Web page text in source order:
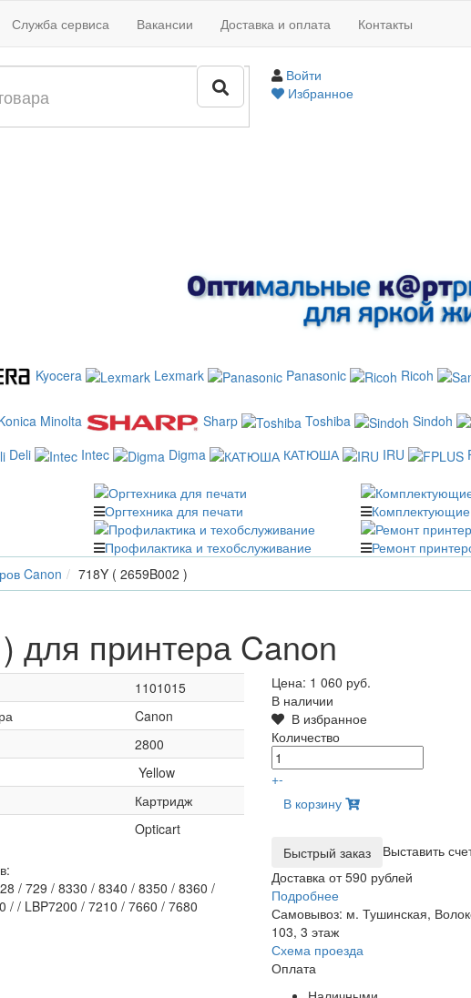
Служба сервиса Вакансии Доставка и оплата Контакты
Войти
Избранное
Kyocera Lexmark Panasonic Ricoh
Minolta Sharp Toshiba Sindoh
Deli Intec Digma КАТЮША IRU
Оргтехника для печати
Комплектующие
Профилактика и техобслуживание
Ремонт
Canon 718Y ( 2659B002 )
для принтера Canon
1101015
Canon
2800
Yellow
Картридж
Opticart
/ 729 / 8330 / 8340 / 8350 / 8360 /
/ / LBP7200 / 7210 / 7660 / 7680
Цена: 1 060 руб.
В наличии
В избранное
Количество
+-
В корзину
Выставить
Доставка от 590 рублей
Подробнее
Самовывоз: м. Тушинская,
103, 3 этаж
Схема проезда
Оплата